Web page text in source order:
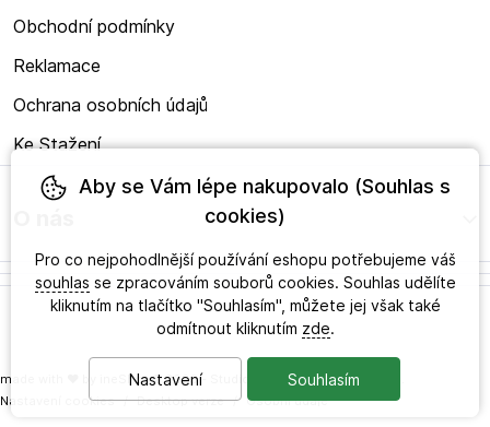
Obchodní podmínky
Reklamace
Ochrana osobních údajů
Ke Stažení
made with ineShop© 2026 - Studio zdravého obouvání s.r.o.
Nastavení cookies / Desktop verze / Osobní údaje
Aby se Vám lépe nakupovalo (Souhlas s
cookies)
Pro co nejpohodlnější používání eshopu potřebujeme váš
souhlas se zpracováním souborů cookies. Souhlas udělíte
kliknutím na tlačítko "Souhlasím", můžete jej však také
odmítnout kliknutím zde.
Nastavení Souhlasím